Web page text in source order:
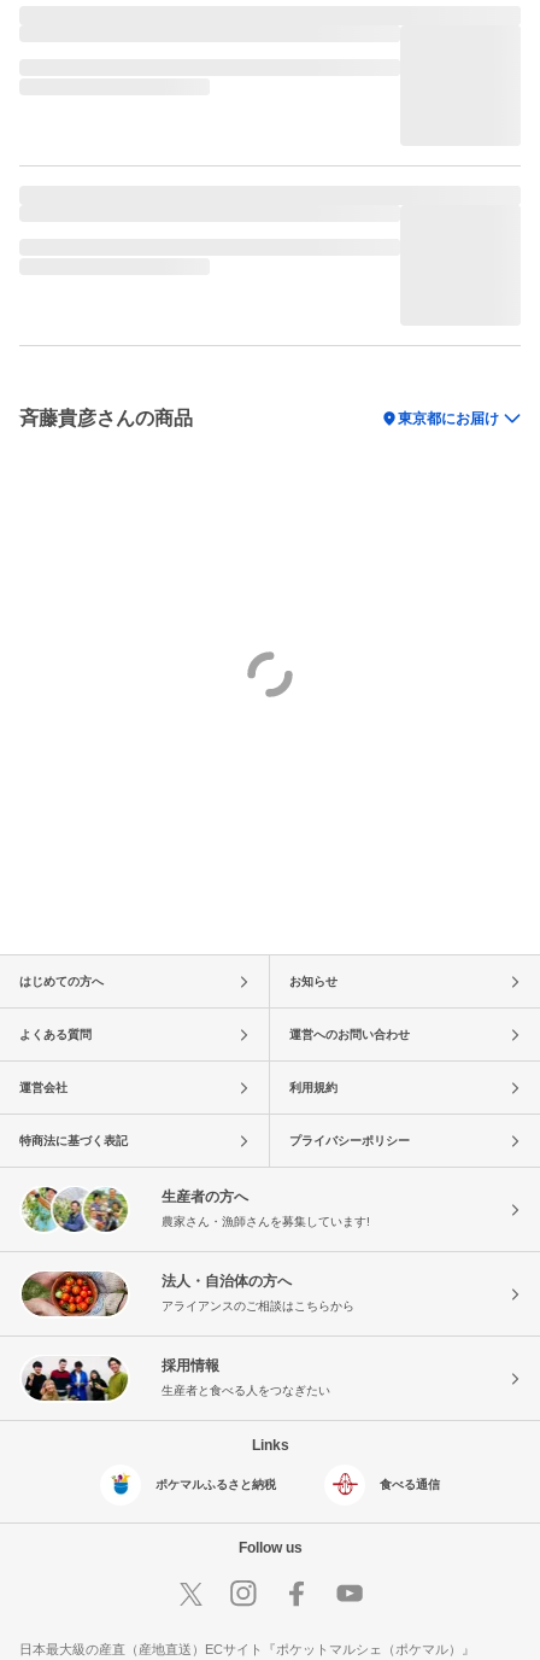
斉藤貴彦さんの商品 location_on東京都にお届け
はじめての方へ お知らせ
よくある質問 運営へのお問い合わせ
運営会社 利用規約
特商法に基づく表記 プライバシーポリシー
生産者の方へ
農家さん・漁師さんを募集しています!
法人・自治体の方へ
アライアンスのご相談はこちらから
採用情報
生産者と食べる人をつなぎたい
Links
ポケマルふるさと納税 食べる通信
Follow us
日本最大級の産直（産地直送）ECサイト『ポケットマルシェ（ポケマル）』